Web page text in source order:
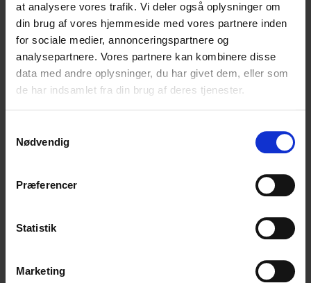
at analysere vores trafik. Vi deler også oplysninger om
din brug af vores hjemmeside med vores partnere inden
for sociale medier, annonceringspartnere og
analysepartnere. Vores partnere kan kombinere disse
data med andre oplysninger, du har givet dem, eller som
de har indsamlet fra din brug af deres tjenester.
Nødvendig
Præferencer
Statistik
Marketing
Tilbage til kontaktsiden
Accepterede filtyper: avi, csv, doc, docx, gif, jpg, mov,
mp4, pdf, png, ppt, pptx, txt, xls, xlsx, Maks. filstørrelse:
30 MB, Maks. antal filer: 12.